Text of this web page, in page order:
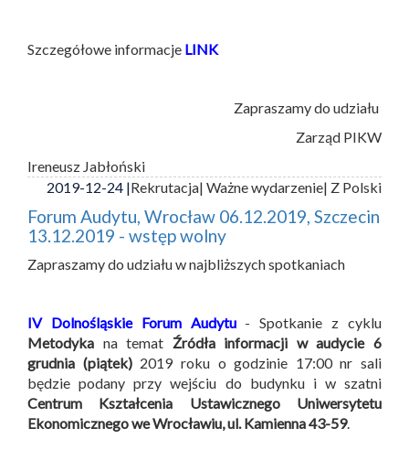
Szczegółowe informacje LINK
Zapraszamy do udziału
Zarząd PIKW
Ireneusz Jabłoński
2019-12-24 |Rekrutacja| Ważne wydarzenie| Z Polski
Forum Audytu, Wrocław 06.12.2019, Szczecin
13.12.2019 - wstęp wolny
Zapraszamy do udziału w najbliższych spotkaniach
IV Dolnośląskie Forum Audytu- Spotkanie z cyklu
Metodyka na temat Źródła informacji w audycie 6
grudnia (piątek)2019 roku o godzinie 17:00 nr sali
będzie podany przy wejściu do budynku i w szatni
Centrum Kształcenia Ustawicznego Uniwersytetu
Ekonomicznego we Wrocławiu, ul. Kamienna 43-59.